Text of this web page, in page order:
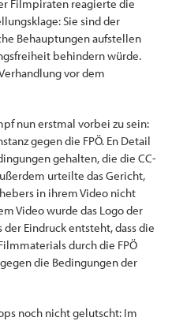
Filmpiraten reagierte die
Sie sind der
Behauptungen aufstellen
behindern würde.
vor dem
nun erstmal vorbei zu sein:
gegen die FPÖ. En Detail
gehalten, die die CC-
urteilte das Gericht,
in ihrem Video nicht
Video wurde das Logo der
Eindruck entsteht, dass die
durch die FPÖ
die Bedingungen der
noch nicht gelutscht: Im